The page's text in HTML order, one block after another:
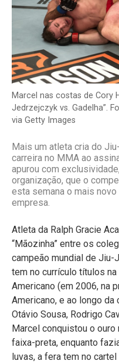
Marcel nas costas de Cory
Jedrzejczyk vs. Gadelha”.
via Getty Images
Mais um atleta cria do
carreira no MMA ao
apurou com
organização, que o
esta semana o mais
empresa.
Atleta da Ralph Gracie
“Mãozinha” entre os
campeão mundial de Jiu-
tem no currículo títulos
Americano (em 2006, na
Americano, e ao longo
Otávio Sousa, Rodrigo
Marcel conquistou o ouro
faixa-preta, enquanto
luvas, a fera tem no